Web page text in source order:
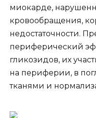
миокарде,
кровообращения,
недостаточности.
периферический
гликозидов, их
на периферии, в
тканями и